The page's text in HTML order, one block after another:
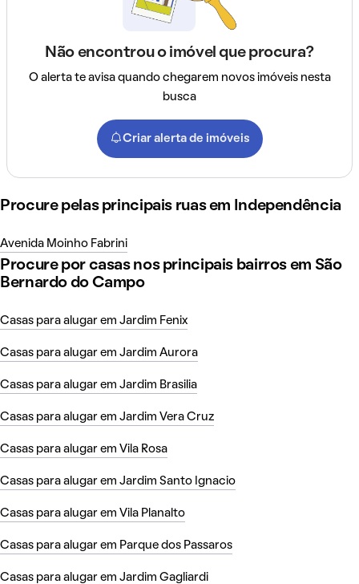
Não encontrou o imóvel que procura?
O alerta te avisa quando chegarem novos imóveis nesta
busca
Criar alerta de imóveis
Procure pelas principais ruas em Independência
Avenida Moinho Fabrini
Procure por casas nos principais bairros em São
Bernardo do Campo
Casas para alugar em Jardim Fenix
Casas para alugar em Jardim Aurora
Casas para alugar em Jardim Brasilia
Casas para alugar em Jardim Vera Cruz
Casas para alugar em Vila Rosa
Casas para alugar em Jardim Santo Ignacio
Casas para alugar em Vila Planalto
Casas para alugar em Parque dos Passaros
Casas para alugar em Jardim Gagliardi